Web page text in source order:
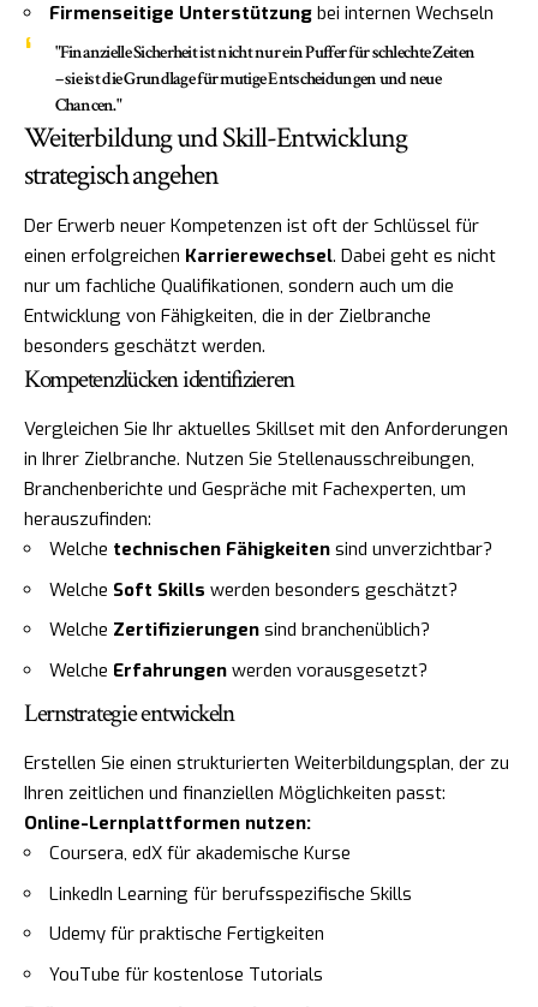
Firmenseitige Unterstützung bei internen Wechseln
"Finanzielle Sicherheit ist nicht nur ein Puffer für schlechte Zeiten
– sie ist die Grundlage für mutige Entscheidungen und neue
Chancen."
Weiterbildung und Skill-Entwicklung
strategisch angehen
Der Erwerb neuer Kompetenzen ist oft der Schlüssel für
einen erfolgreichen Karrierewechsel. Dabei geht es nicht
nur um fachliche Qualifikationen, sondern auch um die
Entwicklung von Fähigkeiten, die in der Zielbranche
besonders geschätzt werden.
Kompetenzlücken identifizieren
Vergleichen Sie Ihr aktuelles Skillset mit den Anforderungen
in Ihrer Zielbranche. Nutzen Sie Stellenausschreibungen,
Branchenberichte und Gespräche mit Fachexperten, um
herauszufinden:
Welche technischen Fähigkeiten sind unverzichtbar?
Welche Soft Skills werden besonders geschätzt?
Welche Zertifizierungen sind branchenüblich?
Welche Erfahrungen werden vorausgesetzt?
Lernstrategie entwickeln
Erstellen Sie einen strukturierten Weiterbildungsplan, der zu
Ihren zeitlichen und finanziellen Möglichkeiten passt:
Online-Lernplattformen nutzen:
Coursera, edX für akademische Kurse
LinkedIn Learning für berufsspezifische Skills
Udemy für praktische Fertigkeiten
YouTube für kostenlose Tutorials